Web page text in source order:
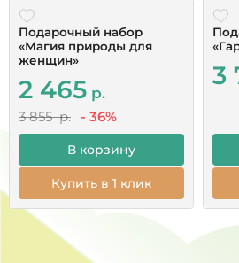
Подарочный набор
«Магия природы для
женщин»
2 465р.
3 855 р. - 36%
В корзину
Купить в 1 клик
3